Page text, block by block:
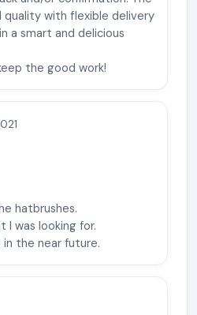
with flexible delivery
a smart and delicious
the good work!
hatbrushes.
I was looking for.
the near future.